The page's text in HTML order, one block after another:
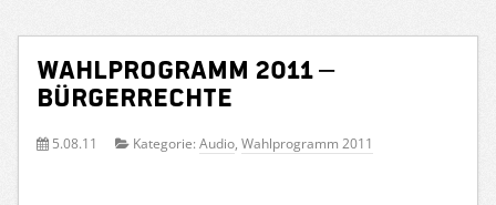
Wahlprogramm 2011 –
Bürgerrechte
5.08.11 Kategorie: Audio, Wahlprogramm 2011